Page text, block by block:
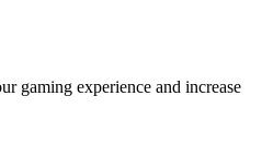
gaming experience and increase